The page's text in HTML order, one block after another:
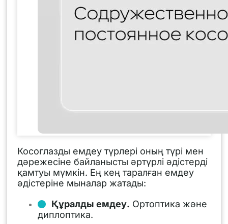
Косоглазды емдеу түрлері оның түрі мен
дәрежесіне байланысты әртүрлі әдістерді
қамтуы мүмкін. Ең кең таралған емдеу
әдістеріне мыналар жатады:
Құралды емдеу. Ортоптика және
диплоптика.